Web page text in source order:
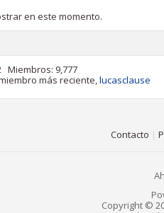
en este momento.
Miembros 9,777
más reciente,lucasclause
Contacto |
Copyright ©